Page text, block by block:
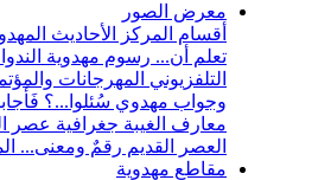
معرض الصور
أقسام المركز
الأحاديث
تعلم أن... رسوم مهدوية
التلفزيوني المهرجانات
وجواب مهدوي سُئلوا...؟
معارف الغيبة جغرافية عصر
العصر القديم رقمٌ ومعنى...
مقاطع مهدوية